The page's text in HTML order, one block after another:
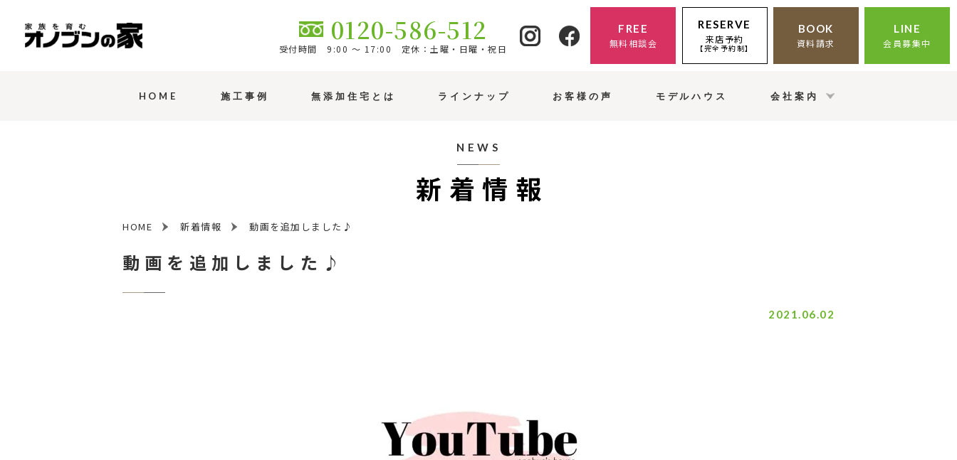
0120-586-512
受付時間 9:00 ～ 17:00 定休：土曜・日曜・祝日
FREE
無料相談会
RESERVE
来店予約
【完全予約制】
BOOK
資料請求
LINE
会員募集中
HOME 施工事例 無添加住宅とは ラインナップ お客様の声 モデルハウス 会社案内
NEWS
新着情報
HOME 新着情報 動画を追加しました♪
動画を追加しました♪
2021.06.02